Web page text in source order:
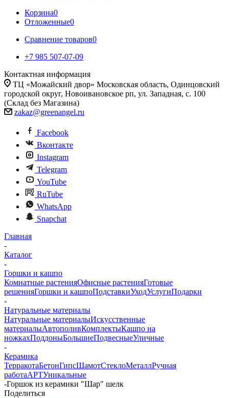
Корзина0
Отложенные0
Сравнение товаров0
+7 985 507-07-09
Контактная информация
ТЦ «Можайский двор» Московская область, Одинцовский
городской округ, Новоивановское рп, ул. Западная, с. 100
(Склад без Магазина)
zakaz@greenangel.ru
Facebook
Вконтакте
Instagram
Telegram
YouTube
RuTube
WhatsApp
Snapchat
Главная
-
Каталог
-
Горшки и кашпо
Комнатные растенияОфисные растенияГотовые
решенияГоршки и кашпоПодставкиУходУслугиПодарки
-
Натуральные материалы
Натуральные материалыИскусственные
материалыАвтополивКомплектыКашпо на
ножкахПоддоныБольшиеПодвесныеУличные
-
Керамика
ТерракотаБетонГипсШамотСтеклоМеталлРучная
работаАРТУникальные
-Горшок из керамики "Шар" шелк
Поделиться